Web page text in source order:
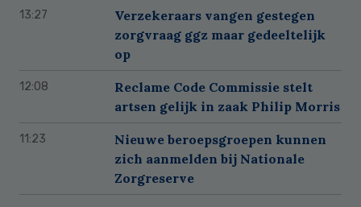
13:27
Verzekeraars vangen gestegen
zorgvraag ggz maar gedeeltelijk
op
12:08
Reclame Code Commissie stelt
artsen gelijk in zaak Philip Morris
11:23
Nieuwe beroepsgroepen kunnen
zich aanmelden bij Nationale
Zorgreserve